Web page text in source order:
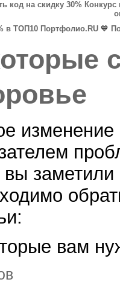
код на скидку 30% Конкурс
в ТОП10 Портфолио.RU💙
заметили
вам